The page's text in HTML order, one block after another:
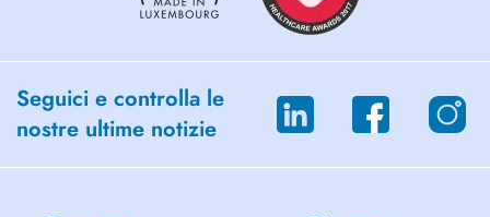
Seguici e controlla le
nostre ultime notizie